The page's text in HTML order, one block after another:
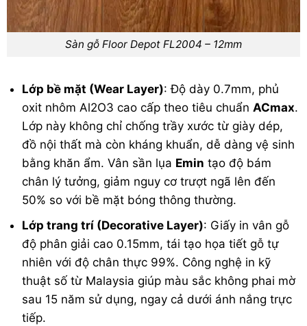
Sàn gỗ Floor Depot FL2004 – 12mm
Lớp bề mặt (Wear Layer): Độ dày 0.7mm, phủ
oxit nhôm Al2O3 cao cấp theo tiêu chuẩnACmax.
Lớp này không chỉ chống trầy xước từ giày dép,
đồ nội thất mà còn kháng khuẩn, dễ dàng vệ sinh
bằng khăn ẩm. Vân sần lụa Emin tạo độ bám
chân lý tưởng, giảm nguy cơ trượt ngã lên đến
50% so với bề mặt bóng thông thường.
Lớp trang trí (Decorative Layer): Giấy in vân gỗ
độ phân giải cao 0.15mm, tái tạo họa tiết gỗ tự
nhiên với độ chân thực 99%. Công nghệ in kỹ
thuật số từ Malaysia giúp màu sắc không phai mờ
sau 15 năm sử dụng, ngay cả dưới ánh nắng trực
tiếp.